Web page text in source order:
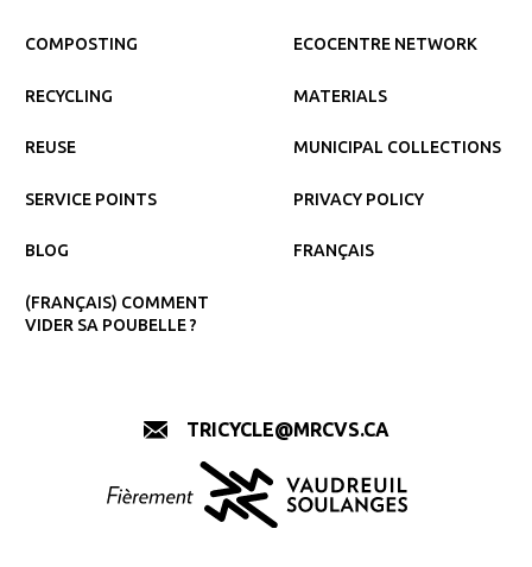
COMPOSTING
RECYCLING
REUSE
SERVICE POINTS
BLOG
(FRANÇAIS) COMMENT
VIDER SA POUBELLE ?
ECOCENTRE NETWORK
MATERIALS
MUNICIPAL COLLECTIONS
PRIVACY POLICY
FRANÇAIS
TRICYCLE@MRCVS.CA